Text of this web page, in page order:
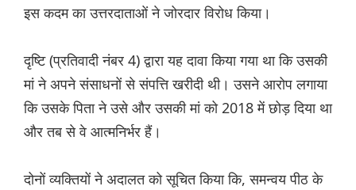
इस कदम का उत्तरदाताओं ने जोरदार विरोध किया।
दृष्टि (प्रतिवादी नंबर 4) द्वारा यह दावा किया गया था कि उसकी
मां ने अपने संसाधनों से संपत्ति खरीदी थी। उसने आरोप लगाया
कि उसके पिता ने उसे और उसकी मां को 2018 में छोड़ दिया था
और तब से वे आत्मनिर्भर हैं।
दोनों व्यक्तियों ने अदालत को सूचित किया कि, समन्वय पीठ के